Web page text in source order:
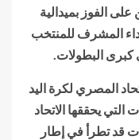
على الفوز بميدالية
المشرف للمنتخب
كبرى البطولات.
المصري لكرة اليد
يحققها الاتحاد
قد تطرأ في إطار